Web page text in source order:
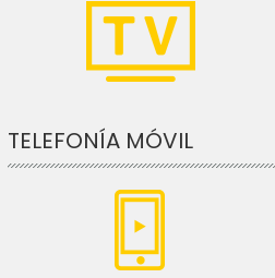
TELEFONÍA MÓVIL